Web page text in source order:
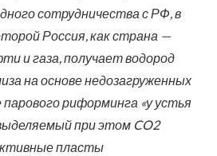
сотрудничества с РФ, в
Россия, как страна —
и газа, получает водород
на основе недозагруженных
риформинга «у устья
при этом CO2
пласты